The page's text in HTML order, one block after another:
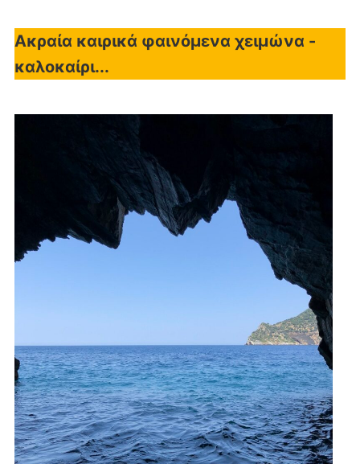
Ακραία καιρικά φαινόμενα χειμώνα -
καλοκαίρι...